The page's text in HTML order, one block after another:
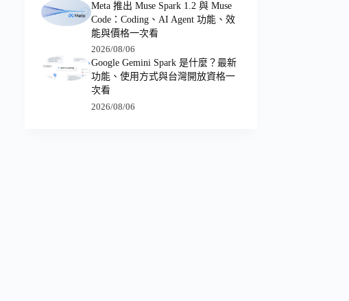
Meta 推出 Muse Spark 1.2 與 Muse
Code：Coding、AI Agent 功能、效
能與價格一次看
2026/08/06
Google Gemini Spark 是什麼？最新
功能、使用方式與台灣開放資格一
次看
2026/08/06